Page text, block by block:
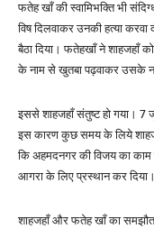
फतेह खाँ की स्वामिभक्ति भी
विष दिलवाकर उनकी हत्या
बैठा दिया। फतेहखाँ ने शाहजहाँ
के नाम से खुतबा पढ़वाकर उसके
इससे शाहजहाँ संतुष्ट हो गया। 7
इस कारण कुछ समय के लिये
कि अहमदनगर की विजय का काम
आगरा के लिए प्रस्थान कर दिया।
शाहजहाँ और फतेह खाँ का